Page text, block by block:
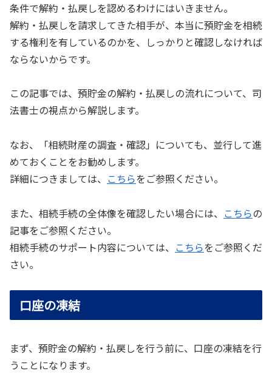
条件で解約・払戻しを認めるわけにはいきません。
解約・払戻しを請求してきた相手が、本当に預貯金を相続
する権利を有しているのかを、しっかりと確認しなければ
ならないからです。
この記事では、預貯金の解約・払戻しの流れについて、司
法書士の視点から解説します。
なお、「相続財産の調査・確認」についても、並行して進
めておくことをお勧めします。
詳細につきましては、 こちらをご参照ください。
また、相続手続の全体像を確認したい場合には、 こちらの
記事をご参照ください。
相続手続のサポート内容については、 こちらをご参照くだ
さい。
口座の凍結
まず、預貯金の解約・払戻しを行う前に、口座の凍結を行
うことになります。